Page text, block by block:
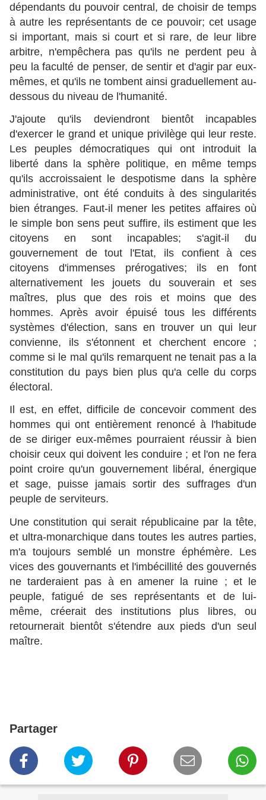
dépendants du pouvoir central, de choisir de temps
à autre les représentants de ce pouvoir; cet usage
si important, mais si court et si rare, de leur libre
arbitre, n'empêchera pas qu'ils ne perdent peu à
peu la faculté de penser, de sentir et d'agir par eux-
mêmes, et qu'ils ne tombent ainsi graduellement au-
dessous du niveau de l'humanité.
J'ajoute qu'ils deviendront bientôt incapables
d'exercer le grand et unique privilège qui leur reste.
Les peuples démocratiques qui ont introduit la
liberté dans la sphère politique, en même temps
qu'ils accroissaient le despotisme dans la sphère
administrative, ont été conduits à des singularités
bien étranges. Faut-il mener les petites affaires où
le simple bon sens peut suffire, ils estiment que les
citoyens en sont incapables; s'agit-il du
gouvernement de tout l'Etat, ils confient à ces
citoyens d'immenses prérogatives; ils en font
alternativement les jouets du souverain et ses
maîtres, plus que des rois et moins que des
hommes. Après avoir épuisé tous les différents
systèmes d'élection, sans en trouver un qui leur
convienne, ils s'étonnent et cherchent encore ;
comme si le mal qu'ils remarquent ne tenait pas a la
constitution du pays bien plus qu'a celle du corps
électoral.
Il est, en effet, difficile de concevoir comment des
hommes qui ont entièrement renoncé à l'habitude
de se diriger eux-mêmes pourraient réussir à bien
choisir ceux qui doivent les conduire ; et l'on ne fera
point croire qu'un gouvernement libéral, énergique
et sage, puisse jamais sortir des suffrages d'un
peuple de serviteurs.
Une constitution qui serait républicaine par la tête,
et ultra-monarchique dans toutes les autres parties,
m'a toujours semblé un monstre éphémère. Les
vices des gouvernants et l'imbécillité des gouvernés
ne tarderaient pas à en amener la ruine ; et le
peuple, fatigué de ses représentants et de lui-
même, créerait des institutions plus libres, ou
retournerait bientôt s'étendre aux pieds d'un seul
maître.
Partager